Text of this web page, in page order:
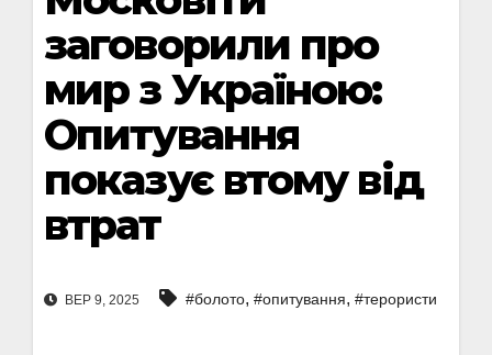
заговорили про
мир з Україною:
Опитування
показує втому від
втрат
ВЕР 9, 2025 #болото, #опитування, #терористи